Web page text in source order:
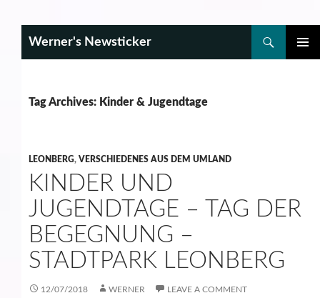
Werner's Newsticker
Tag Archives: Kinder & Jugendtage
LEONBERG, VERSCHIEDENES AUS DEM UMLAND
KINDER UND
JUGENDTAGE – TAG DER
BEGEGNUNG –
STADTPARK LEONBERG
12/07/2018 WERNER LEAVE A COMMENT